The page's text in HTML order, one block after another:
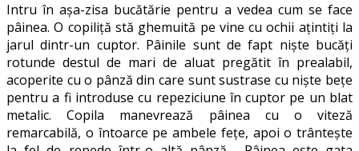
Intru în aşa-zisa bucătărie pentru a vedea cum se face
pâinea. O copiliţă stă ghemuită pe vine cu ochii aţintiţi la
jarul dintr-un cuptor. Pâinile sunt de fapt nişte bucăţi
rotunde destul de mari de aluat pregătit în prealabil,
acoperite cu o pânză din care sunt sustrase cu nişte beţe
pentru a fi introduse cu repeziciune în cuptor pe un blat
metalic. Copila manevrează pâinea cu o viteză
remarcabilă, o întoarce pe ambele feţe, apoi o trânteşte